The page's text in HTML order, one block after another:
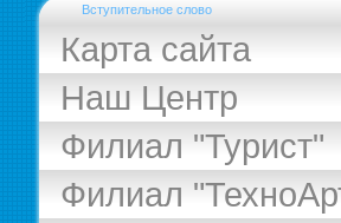
Вступительное слово
Карта сайта
Наш Центр
Филиал "Турист"
Филиал